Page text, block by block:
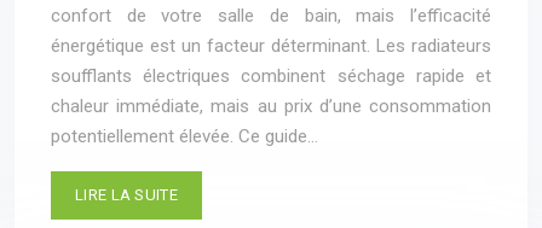
confort de votre salle de bain, mais l’efficacité
énergétique est un facteur déterminant. Les radiateurs
soufflants électriques combinent séchage rapide et
chaleur immédiate, mais au prix d’une consommation
potentiellement élevée. Ce guide…
LIRE LA SUITE